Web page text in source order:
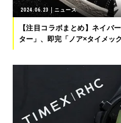
2024.06.23 ニュース
【注目コラボまとめ】ネイバ
ター」、即完「ノア×タイメッ